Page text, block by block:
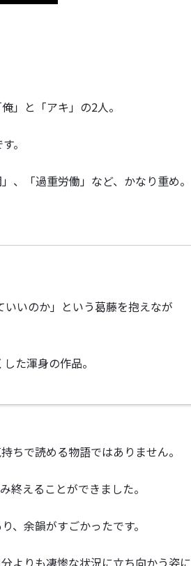
」と「アキ」の2人。
。
、「過重労働」など、かなり重め。
いいのか」という葛藤を抱えなが
た渾身の作品。
ちで読める物語ではありません。
終えることができました。
、余韻がすごかったです。